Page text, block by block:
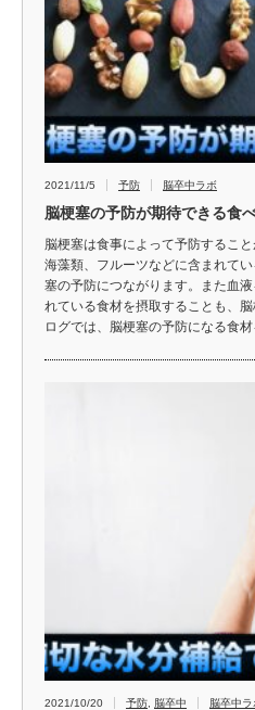
2021/11/5 予防 脳卒中ラボ
脳梗塞の予防が期待できる食
脳梗塞は食事によって予防するこ
海藻類、フルーツなどに含まれて
塞の予防につながります。また血
れている食材を摂取することも、
ログでは、脳梗塞の予防になる食材
2021/10/20 予防 脳卒中 脳卒中ラ